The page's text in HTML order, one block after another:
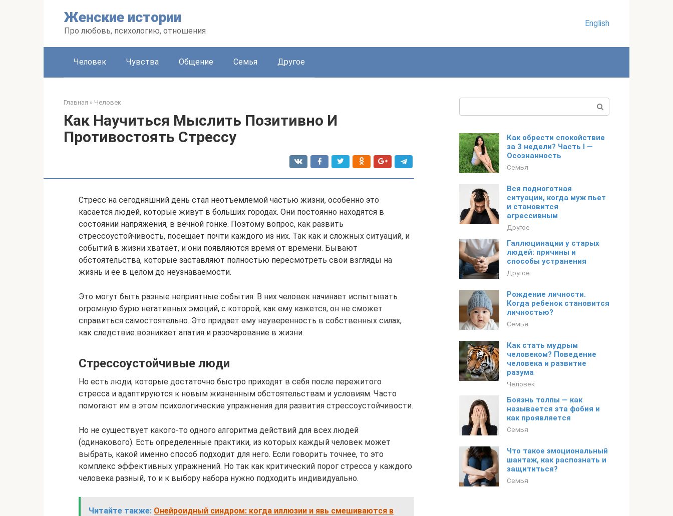
Женские истории
Про любовь, психологию, отношения
English
Человек Чувства Общение Семья Другое
Главная » Человек
Как Научиться Мыслить Позитивно И
Противостоять Стрессу
Стресс на сегодняшний день стал неотъемлемой частью жизни, особенно это
касается людей, которые живут в больших городах. Они постоянно находятся в
состоянии напряжения, в вечной гонке. Поэтому вопрос, как развить
стрессоустойчивость, посещает почти каждого из них. Так как и сложных ситуаций, и
событий в жизни хватает, и они появляются время от времени. Бывают
обстоятельства, которые заставляют полностью пересмотреть свои взгляды на
жизнь и ее в целом до неузнаваемости.
Это могут быть разные неприятные события. В них человек начинает испытывать
огромную бурю негативных эмоций, с которой, как ему кажется, он не сможет
справиться самостоятельно. Это придает ему неуверенность в собственных силах,
как следствие возникает апатия и разочарование в жизни.
Стрессоустойчивые люди
Но есть люди, которые достаточно быстро приходят в себя после пережитого
стресса и адаптируются к новым жизненным обстоятельствам и условиям. Часто
помогают им в этом психологические упражнения для развития стрессоустойчивости.
Но не существует какого-то одного алгоритма действий для всех людей
(одинакового). Есть определенные практики, из которых каждый человек может
выбрать, какой именно способ подходит для него. Если говорить точнее, то это
комплекс эффективных упражнений. Но так как критический порог стресса у каждого
человека разный, то и к выбору набора нужно подходить индивидуально.
Читайте также: Онейроидный синдром: когда иллюзии и явь смешиваются в
Как обрести спокойствие
за 3 недели? Часть I —
Осознанность
Семья
Вся подноготная
ситуации, когда муж пьет
и становится
агрессивным
Другое
Галлюцинации у старых
людей: причины и
способы устранения
Другое
Рождение личности.
Когда ребенок становится
личностью?
Семья
Как стать мудрым
человеком? Поведение
человека и развитие
разума
Человек
Боязнь толпы — как
называется эта фобия и
как проявляется
Семья
Что такое эмоциональный
шантаж, как распознать и
защититься?
Семья